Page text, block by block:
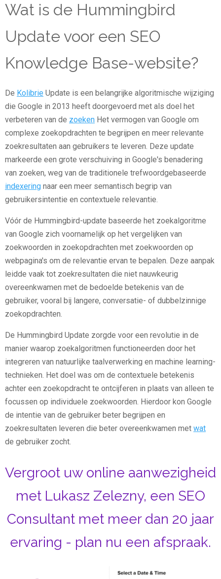
Wat is de Hummingbird
Update voor een SEO
Knowledge Base-website?
De Kolibrie Update is een belangrijke algoritmische wijziging
die Google in 2013 heeft doorgevoerd met als doel het
verbeteren van de zoeken Het vermogen van Google om
complexe zoekopdrachten te begrijpen en meer relevante
zoekresultaten aan gebruikers te leveren. Deze update
markeerde een grote verschuiving in Google's benadering
van zoeken, weg van de traditionele trefwoordgebaseerde
indexering naar een meer semantisch begrip van
gebruikersintentie en contextuele relevantie.
Vóór de Hummingbird-update baseerde het zoekalgoritme
van Google zich voornamelijk op het vergelijken van
zoekwoorden in zoekopdrachten met zoekwoorden op
webpagina's om de relevantie ervan te bepalen. Deze aanpak
leidde vaak tot zoekresultaten die niet nauwkeurig
overeenkwamen met de bedoelde betekenis van de
gebruiker, vooral bij langere, conversatie- of dubbelzinnige
zoekopdrachten.
De Hummingbird Update zorgde voor een revolutie in de
manier waarop zoekalgoritmen functioneerden door het
integreren van natuurlijke taalverwerking en machine learning-
technieken. Het doel was om de contextuele betekenis
achter een zoekopdracht te ontcijferen in plaats van alleen te
focussen op individuele zoekwoorden. Hierdoor kon Google
de intentie van de gebruiker beter begrijpen en
zoekresultaten leveren die beter overeenkwamen met wat
de gebruiker zocht.
Vergroot uw online aanwezigheid
met Lukasz Zelezny, een SEO
Consultant met meer dan 20 jaar
ervaring - plan nu een afspraak.